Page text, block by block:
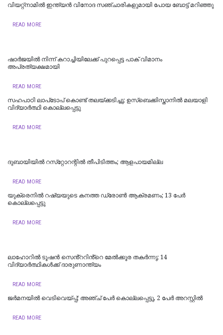
വിയറ്റ്‌നാമില്‍ ഇന്ത്യന്‍ വിനോദ സഞ്ചാരികളുമായി പോയ ബോട്ട് മറിഞ്ഞു
READ MORE
ഷാർജയിൽ നിന്ന് കറാച്ചിയിലേക്ക് പുറപ്പെട്ട പാക് വിമാനം
അപ്രത്യക്ഷമായി
READ MORE
സഹപാഠി ലാപ്‌ടോപ് കൊണ്ട് തലയ്ക്കടിച്ചു; ഉസ്‌ബെക്കിസ്താനില്‍ മലയാളി
വിദ്യാര്‍ത്ഥി കൊല്ലപ്പെട്ടു
READ MORE
ദുബായിയില്‍ റസ്‌റ്റോറന്റില്‍ തീപിടിത്തം; ആളപായമില്ല
READ MORE
യുക്രെനിൽ റഷ്യയുടെ കനത്ത ഡ്രോൺ ആക്രമണം; 13 പേർ
കൊല്ലപ്പെട്ടു
READ MORE
ലാഹോറില്‍ ടൂഷന്‍ സെൻ്ററിൻ്റെ മേല്‍ക്കൂര തകര്‍ന്നു; 14
വിദ്യാര്‍ത്ഥികള്‍ക്ക് ദാരുണാന്ത്യം
READ MORE
ജർമനയിൽ വെടിവെയ്പ്പ്; അഞ്ച് പേർ കൊല്ലപ്പെട്ടു, 2 പേർ അറസ്റ്റിൽ
READ MORE